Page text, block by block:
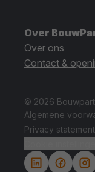
Over
Over ons
Contact &
© 2026
Algemene
Privacy statement